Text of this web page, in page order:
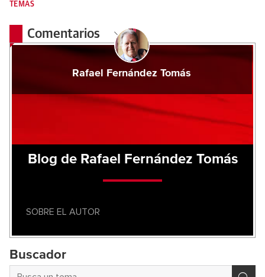
TEMAS
Comentarios
Rafael Fernández Tomás
Blog de Rafael Fernández Tomás
SOBRE EL AUTOR
Buscador